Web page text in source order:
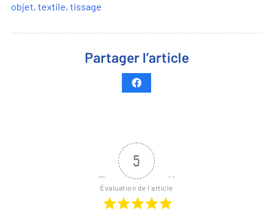
objet, textile, tissage
Partager l’article
5
Évaluation de l'article